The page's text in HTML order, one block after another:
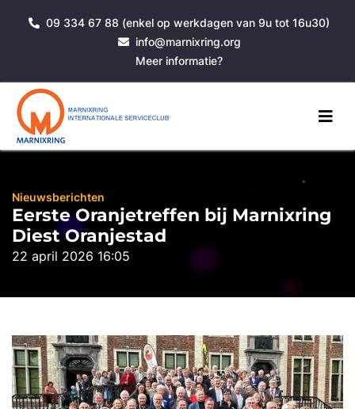
09 334 67 88 (enkel op werkdagen van 9u tot 16u30)
info@marnixring.org
Meer informatie?
Nieuwsberichten
Eerste Oranjetreffen bij Marnixring
Diest Oranjestad
22 april 2026 16:05